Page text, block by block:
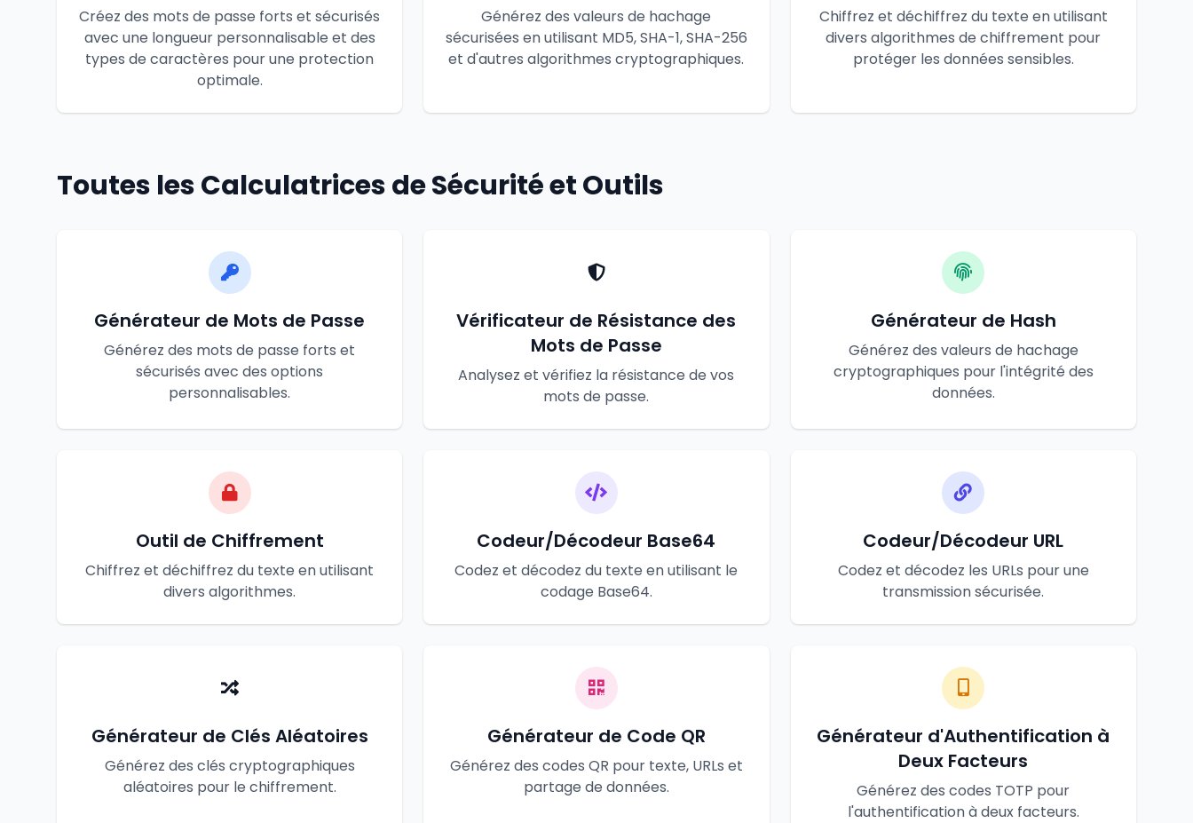
Créez des mots de passe forts et sécurisés
avec une longueur personnalisable et des
types de caractères pour une protection
optimale.
Générez des valeurs de hachage
sécurisées en utilisant MD5, SHA-1, SHA-256
et d'autres algorithmes cryptographiques.
Chiffrez et déchiffrez du texte en utilisant
divers algorithmes de chiffrement pour
protéger les données sensibles.
Toutes les Calculatrices de Sécurité et Outils
Générateur de Mots de Passe
Générez des mots de passe forts et
sécurisés avec des options
personnalisables.
Vérificateur de Résistance des
Mots de Passe
Analysez et vérifiez la résistance de vos
mots de passe.
Générateur de Hash
Générez des valeurs de hachage
cryptographiques pour l'intégrité des
données.
Outil de Chiffrement
Chiffrez et déchiffrez du texte en utilisant
divers algorithmes.
Codeur/Décodeur Base64
Codez et décodez du texte en utilisant le
codage Base64.
Codeur/Décodeur URL
Codez et décodez les URLs pour une
transmission sécurisée.
Générateur de Clés Aléatoires
Générez des clés cryptographiques
aléatoires pour le chiffrement.
Générateur de Code QR
Générez des codes QR pour texte, URLs et
partage de données.
Générateur d'Authentification à
Deux Facteurs
Générez des codes TOTP pour
l'authentification à deux facteurs.